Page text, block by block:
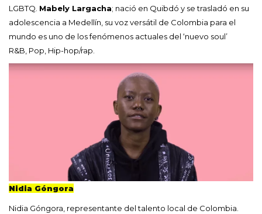
LGBTQ. Mabely Largacha; nació en Quibdó y se trasladó en su
adolescencia a Medellín, su voz versátil de Colombia para el
mundo es uno de los fenómenos actuales del ‘nuevo soul’
R&B, Pop, Hip-hop/rap.
Nidia Góngora
Nidia Góngora, representante del talento local de Colombia.